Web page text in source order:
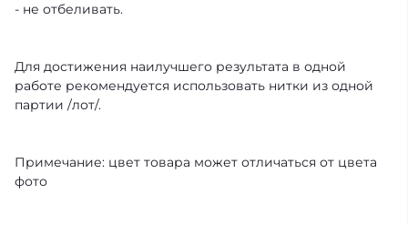
- не отбеливать.
Для достижения наилучшего результата в одной
работе рекомендуется использовать нитки из одной
партии /лот/.
Примечание: цвет товара может отличаться от цвета
фото